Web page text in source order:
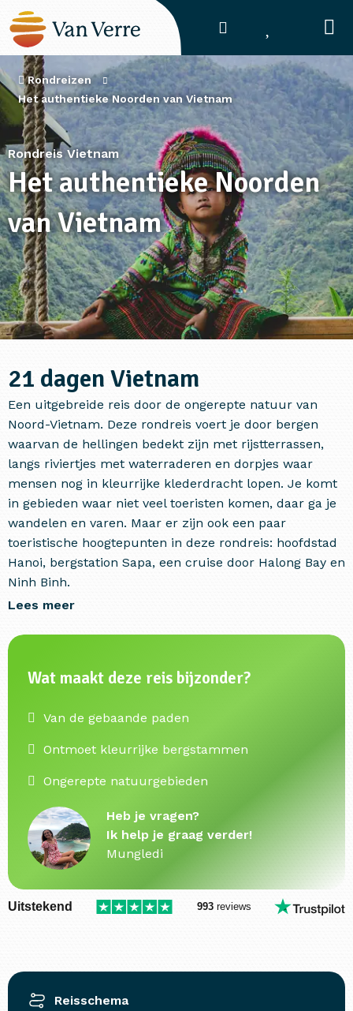
Rondreizen
Het authentieke Noorden van Vietnam
Rondreis Vietnam
Het authentieke Noorden
van Vietnam
21 dagen Vietnam
Een uitgebreide reis door de ongerepte natuur van
Noord-Vietnam. Deze rondreis voert je door bergen
waarvan de hellingen bedekt zijn met rijstterrassen,
langs riviertjes met waterraderen en dorpjes waar
mensen nog in kleurrijke klederdracht lopen. Je komt
in gebieden waar niet veel toeristen komen, daar ga je
wandelen en varen. Maar er zijn ook een paar
toeristische hoogtepunten in deze rondreis: hoofdstad
Hanoi, bergstation Sapa, een cruise door Halong Bay en
Ninh Binh.
Lees meer
Wat maakt deze reis bijzonder?
Van de gebaande paden
Ontmoet kleurrijke bergstammen
Ongerepte natuurgebieden
Heb je vragen?
Ik help je graag verder!
Mungledi
Uitstekend 993reviews
Reisschema